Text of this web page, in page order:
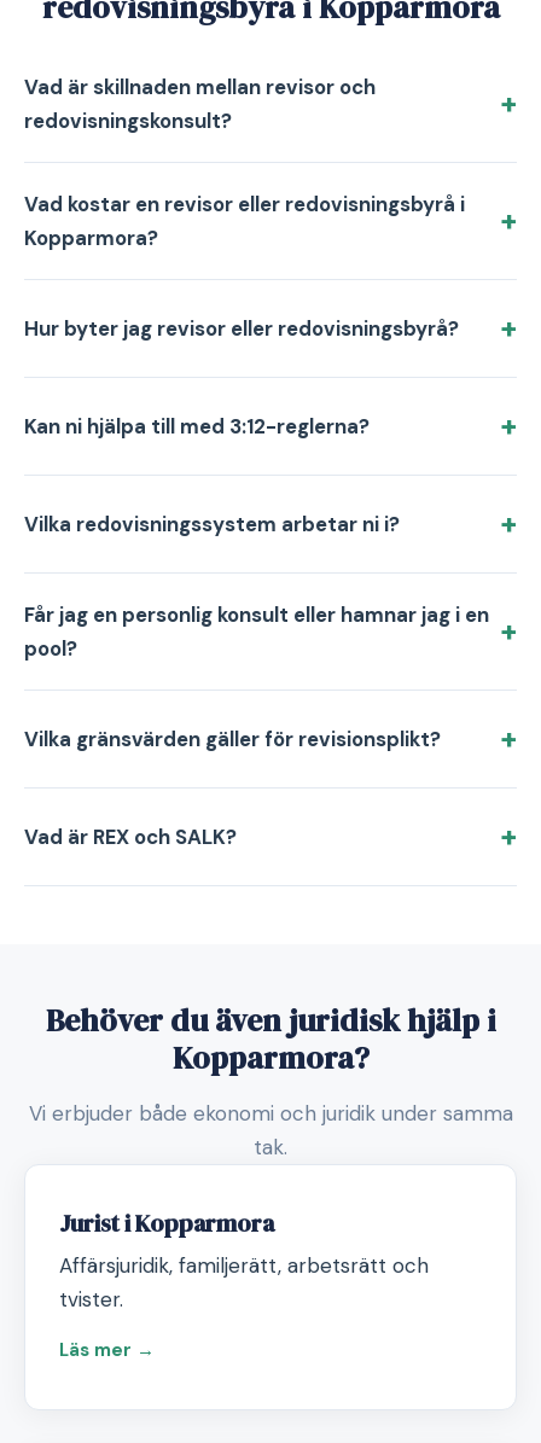
Vad är skillnaden mellan revisor och
redovisningskonsult?
Vad kostar en revisor eller redovisningsbyrå i
Kopparmora?
Hur byter jag revisor eller redovisningsbyrå?
Kan ni hjälpa till med 3:12-reglerna?
Vilka redovisningssystem arbetar ni i?
Får jag en personlig konsult eller hamnar jag i en
pool?
Vilka gränsvärden gäller för revisionsplikt?
Vad är REX och SALK?
Behöver du även juridisk hjälp i
Kopparmora?
Vi erbjuder både ekonomi och juridik under samma
tak.
Jurist i Kopparmora
Affärsjuridik, familjerätt, arbetsrätt och
tvister.
Läs mer →